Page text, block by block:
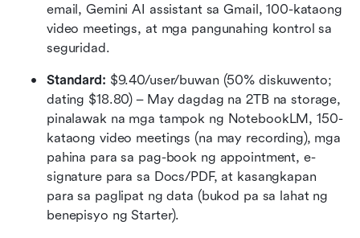
email, Gemini AI assistant sa Gmail, 100-kataong
video meetings, at mga pangunahing kontrol sa
seguridad.
Standard: $9.40/user/buwan (50% diskuwento;
dating $18.80) – May dagdag na 2TB na storage,
pinalawak na mga tampok ng NotebookLM, 150-
kataong video meetings (na may recording), mga
pahina para sa pag-book ng appointment, e-
signature para sa Docs/PDF, at kasangkapan
para sa paglipat ng data (bukod pa sa lahat ng
benepisyo ng Starter).